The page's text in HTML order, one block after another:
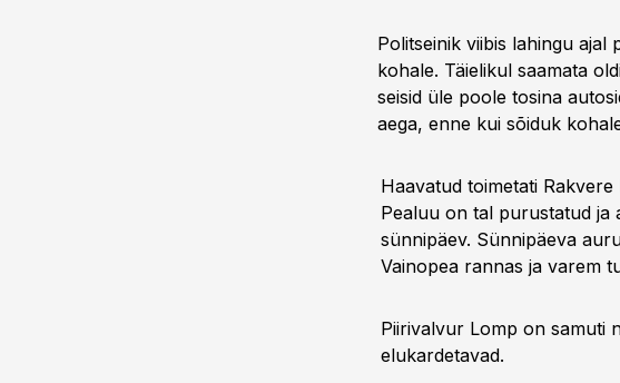
Politseinik viibis lahingu ajal
kohale. Täielikul saamata
seisid üle poole tosina
aega, enne kui sõiduk
Haavatud toimetati
Pealuu on tal purustatud ja
sünnipäev. Sünnipäeva
Vainopea rannas ja varem
Piirivalvur Lomp on samuti
elukardetavad.